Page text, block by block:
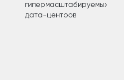
гипермасштабируемых
дата-центров